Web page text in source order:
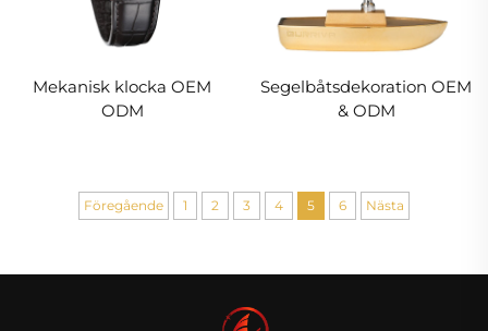
Mekanisk klocka OEM
ODM
Segelbåtsdekoration OEM
& ODM
Föregående 1 2 3 4 5 6 Nästa